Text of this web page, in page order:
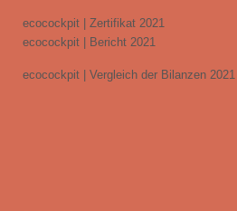
ecocockpit | Zertifikat 2021
ecocockpit | Bericht 2021
ecocockpit | Vergleich der Bilanzen